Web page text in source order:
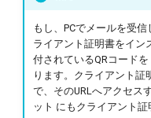
もし、PCでメールを受
ライアント証明書をイン
付されているQRコード
ります。クライアント証
で、そのURLへアクセス
ット にもクライアント証